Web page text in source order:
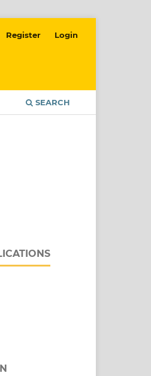
SEARCH
Register Login